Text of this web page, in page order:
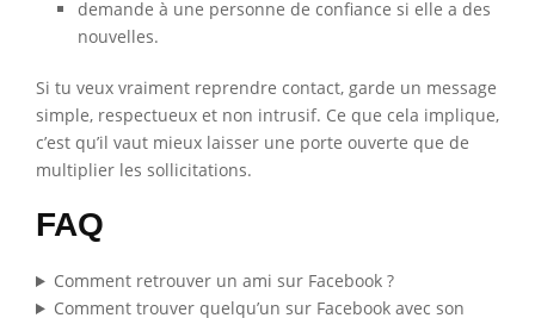
demande à une personne de confiance si elle a des
nouvelles.
Si tu veux vraiment reprendre contact, garde un message
simple, respectueux et non intrusif. Ce que cela implique,
c’est qu’il vaut mieux laisser une porte ouverte que de
multiplier les sollicitations.
FAQ
Comment retrouver un ami sur Facebook ?
Comment trouver quelqu’un sur Facebook avec son